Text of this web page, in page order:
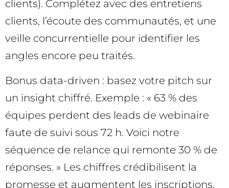
clients). Complétez avec des entretiens
clients, l’écoute des communautés, et une
veille concurrentielle pour identifier les
angles encore peu traités.
Bonus data-driven : basez votre pitch sur
un insight chiffré. Exemple : « 63 % des
équipes perdent des leads de webinaire
faute de suivi sous 72 h. Voici notre
séquence de relance qui remonte 30 % de
réponses. » Les chiffres crédibilisent la
promesse et augmentent les inscriptions.